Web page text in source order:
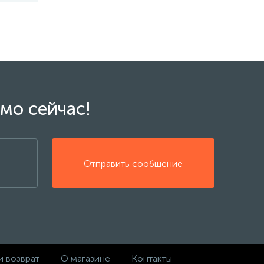
сейчас!
Отправить сообщение
возврат О магазине Контакты